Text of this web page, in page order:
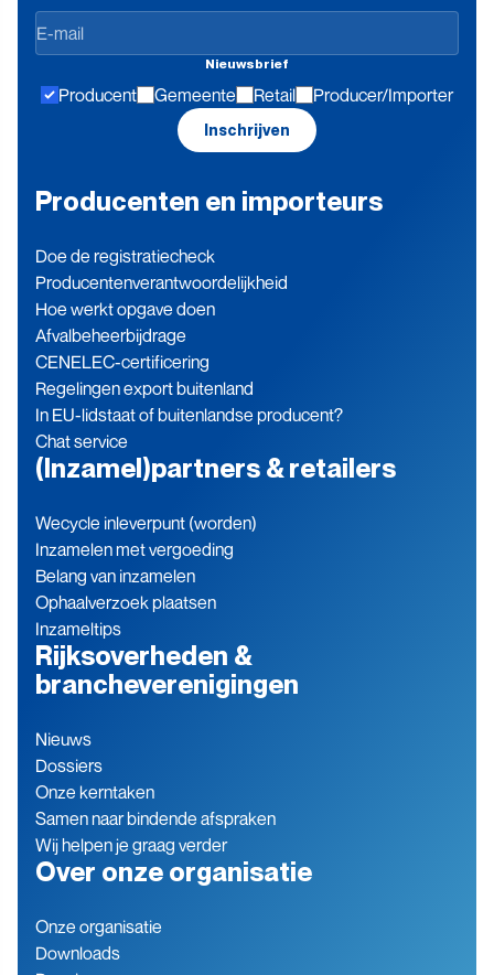
Op
de
blijven
Nieuwsbrief
Producent Gemeente Retail Producer/Importer
Inschrijven
Producenten en importeurs
Doe de registratiecheck
Producenten­verantwoordelijkheid
Hoe werkt opgave doen
Afvalbeheerbijdrage
CENELEC-certificering
Regelingen export buitenland
In EU-lidstaat of buitenlandse producent?
Chat service
(Inzamel)partners & retailers
Wecycle inleverpunt (worden)
Inzamelen met vergoeding
Belang van inzamelen
Ophaalverzoek plaatsen
Inzameltips
Rijksoverheden &
brancheverenigingen
Nieuws
Dossiers
Onze kerntaken
Samen naar bindende afspraken
Wij helpen je graag verder
Over onze organisatie
Onze organisatie
Downloads